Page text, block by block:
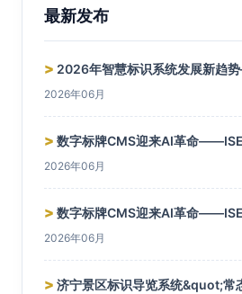
最新发布
> 2026年智慧标识系统发展新趋
2026年06月
> 数字标牌CMS迎来AI革命——ISE
2026年06月
> 数字标牌CMS迎来AI革命——ISE
2026年06月
> 济宁景区标识导览系统&quot;常态